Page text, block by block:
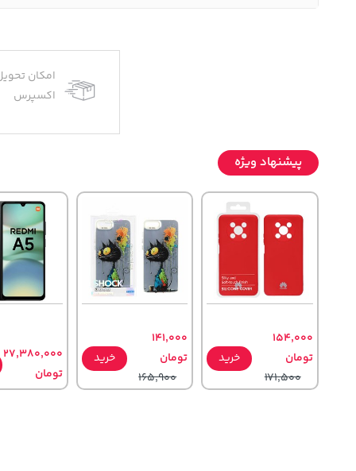
امکان
اکسپرس
پیشنهاد ویژه
154,000
تومان
171,500
خرید
141,000
تومان
165,900
خرید
27,380,000
تومان